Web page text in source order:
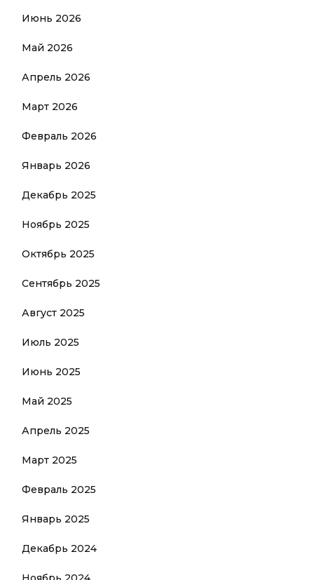
Июнь 2026
Май 2026
Апрель 2026
Март 2026
Февраль 2026
Январь 2026
Декабрь 2025
Ноябрь 2025
Октябрь 2025
Сентябрь 2025
Август 2025
Июль 2025
Июнь 2025
Май 2025
Апрель 2025
Март 2025
Февраль 2025
Январь 2025
Декабрь 2024